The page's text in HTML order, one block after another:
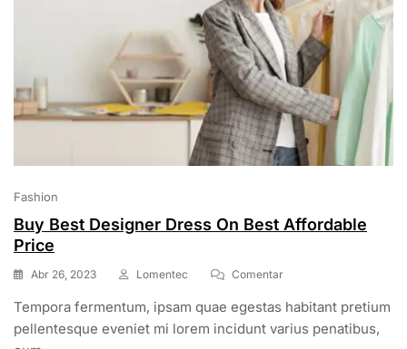
Fashion
Buy Best Designer Dress On Best Affordable
Price
Abr 26, 2023 Lomentec Comentar
Best
Designer
Tempora fermentum, ipsam quae egestas habitant pretium
pellentesque eveniet mi lorem incidunt varius penatibus,